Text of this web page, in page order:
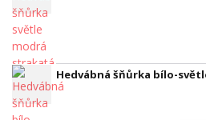
Hedvábná šňůrka bílo-